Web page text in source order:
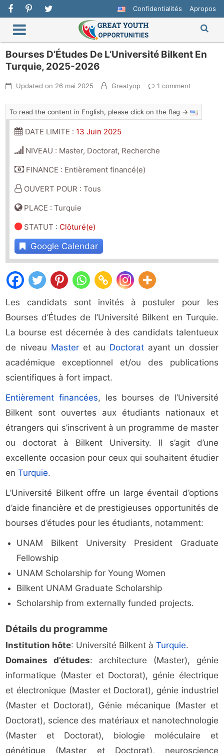
Confidentialités Apropos
Bourses D’Études De L’Université Bilkent En
Turquie, 2025-2026
Updated on 26 mai 2025 Greatyop 1 comment
To read the content in English, please click on the flag →
DATE LIMITE : 13 Juin 2025
NIVEAU : Master, Doctorat, Recherche
FINANCE : Entièrement financé(e)
OUVERT POUR : Tous
PLACE : Turquie
STATUT : Clôturé(e)
Google Calendar
Les candidats sont invités à postuler pour les
Bourses d’Études de l’Université Bilkent en Turquie.
La bourse est décernée à des candidats talentueux
de niveau Masteret au Doctoratayant un dossier
académique exceptionnel et/ou des publications
scientifiques à fort impact.
Entièrement financées, les bourses de l’Université
Bilkent sont ouvertes aux étudiants nationaux et
étrangers qui s’inscrivent à un programme de master
ou doctorat à Bilkent University. Il s’agit d’une
excellente occasion pour ceux qui souhaitent étudier
enTurquie.
L’Université Bilkent offre un large éventail d’options
d’aide financière et de prestigieuses opportunités de
bourses d’études pour les étudiants, notamment:
UNAM Bilkent University President Graduate
Fellowship
UNAM Scholarship for Young Women
Bilkent UNAM Graduate Scholarship
Scholarship from externally funded projects.
Détails du programme
Institution hôte: Université Bilkent àTurquie.
Domaines d’études: architecture (Master), génie
informatique (Master et Doctorat), génie électrique
et électronique (Master et Doctorat), génie industriel
(Master et Doctorat), Génie mécanique (Master et
Doctorat), science des matériaux et nanotechnologie
(Master et Doctorat), biologie moléculaire et
génétique (Master et Doctorat), neuroscience